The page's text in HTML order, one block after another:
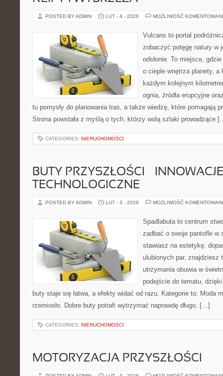
POSTED BY ADMIN LUT - 4 - 2026 MOŻLIWOŚĆ
Vulcans to portal
zobaczyć potęgę natury w
odsłonie. To miejsce,
o cieple wnętrza planety, a
każdym kolejnym
ognia, źródła erupcyjne
tu pomysły do planowania tras, a także wiedzę, które pomagają
Strona powstała z myślą o tych, którzy wolą szlaki prowadzące
CATEGORIES: NIERUCHOMOŚCI
BUTY PRZYSZŁOŚCI – INNOWACJE
TECHNOLOGICZNE
POSTED BY ADMIN LUT - 3 - 2026 MOŻLIWOŚĆ
Spadlabuta to centrum
zadbać o swoje pantofle w
stawiasz na estetykę,
ulubionych par, znajdziesz
utrzymania obuwia w
podejście do tematu,
buty staje się łatwa, a efekty widać od razu. Kategorie to: Moda
rzemiosło. Dobre buty potrafi wytrzymać naprawdę długo, […]
CATEGORIES: NIERUCHOMOŚCI
MOTORYZACJA PRZYSZŁOŚCI